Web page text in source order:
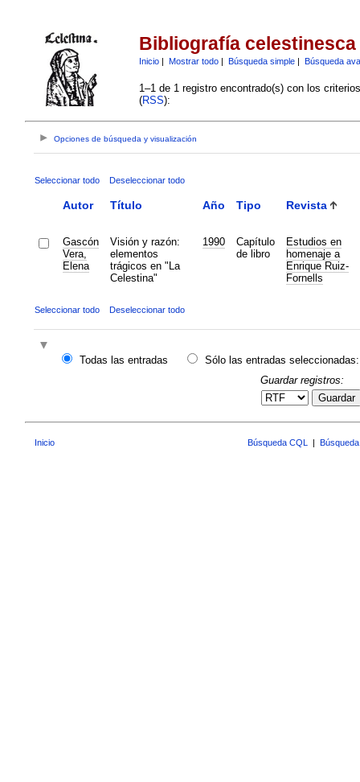
Bibliografía celestinesca
Inicio| Mostrar todo| Búsqueda simple| Búsqueda
1–1 de 1 registro encontrado(s) con los
(RSS):
Opciones de búsqueda y visualización
Seleccionar todo Deseleccionar todo
Autor Título Año Tipo Revista
Gascón
Vera,
Elena
Visión y razón:
elementos
trágicos en "La
Celestina"
1990
Capítulo
de libro
Estudios en
homenaje a
Enrique Ruiz-
Fornells
Seleccionar todo Deseleccionar todo
Todas las entradas
Sólo las entradas seleccionadas:
Guardar registros:
Guardar
Inicio Búsqueda CQL